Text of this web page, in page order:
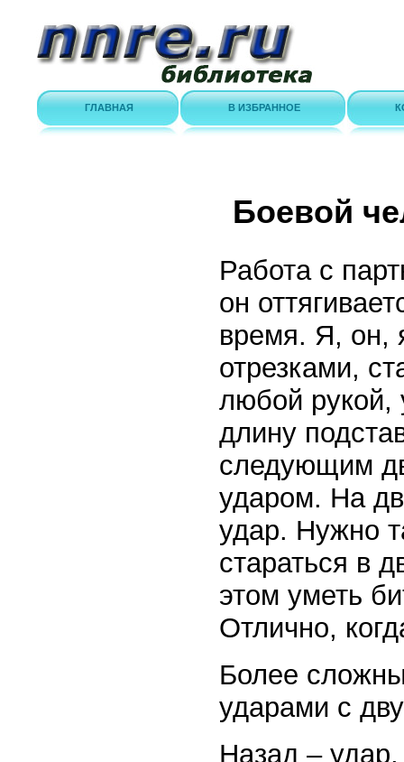
ГЛАВНАЯ В ИЗБРАННОЕ
Боевой
Работа с
он
время. Я, он,
отрезками,
любой рукой,
длину
следующим
ударом. На
удар. Нужно
стараться в
этом уметь
Отлично,
Более
ударами с
Назад –